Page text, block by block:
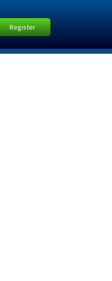
Register